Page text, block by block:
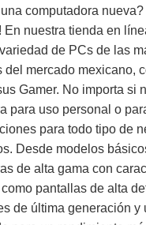
computadora nueva?
En nuestra tienda en
de PCs de las
del mercado mexicano,
Gamer. No importa si
para uso personal o
para todo tipo de
Desde modelos
de alta gama con
pantallas de alta
de última generación y